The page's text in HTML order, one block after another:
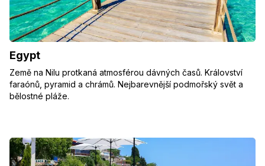
Egypt
Země na Nilu protkaná atmosférou dávných časů. Království
faraónů, pyramid a chrámů. Nejbarevnější podmořský svět a
bělostné pláže.